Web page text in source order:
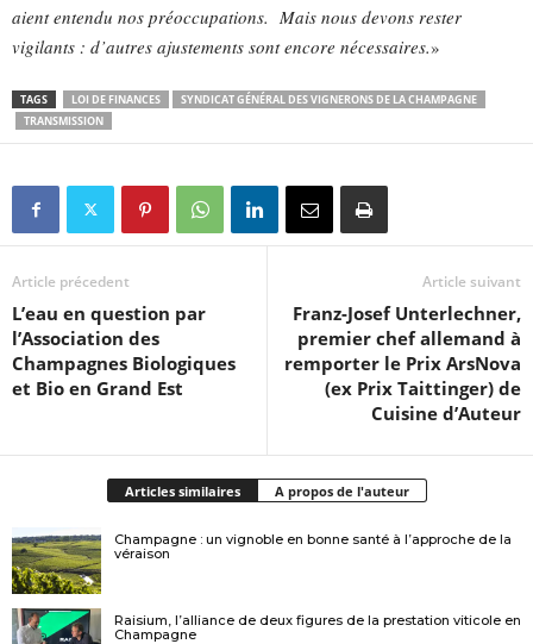
aient entendu nos préoccupations. Mais nous devons rester
vigilants : d’autres ajustements sont encore nécessaires.»
TAGS LOI DE FINANCES
SYNDICAT GÉNÉRAL DES VIGNERONS DE LA CHAMPAGNE
TRANSMISSION
Article précedent
L’eau en question par
l’Association des
Champagnes Biologiques
et Bio en Grand Est
Article suivant
Franz-Josef Unterlechner,
premier chef allemand à
remporter le Prix ArsNova
(ex Prix Taittinger) de
Cuisine d’Auteur
Articles similaires A propos de l'auteur
Champagne : un vignoble en bonne santé à l’approche de la
véraison
Raisium, l’alliance de deux figures de la prestation viticole en
Champagne